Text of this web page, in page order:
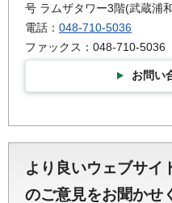
号 ラムザタワー3階(武蔵浦
電話： 048-710-5036
ファックス：048-710-5036
お問い
より良いウェブサイ
のご意見をお聞かせ